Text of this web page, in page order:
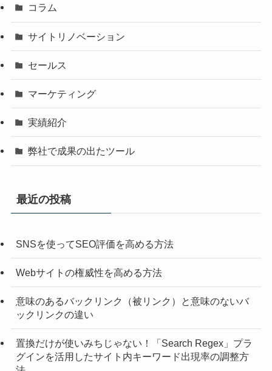
コラム
サイトリノベーション
セールス
マーケティング
実績紹介
弊社で成果の出たツール
最近の投稿
SNSを使ってSEO評価を高める方法
Webサイトの権威性を高める方法
意味のあるバックリンク（被リンク）と意味のないバ
ックリンクの違い
置換だけが使いみちじゃない！「Search Regex」プラ
グインを活用したサイト内キーワード出現率の調整方